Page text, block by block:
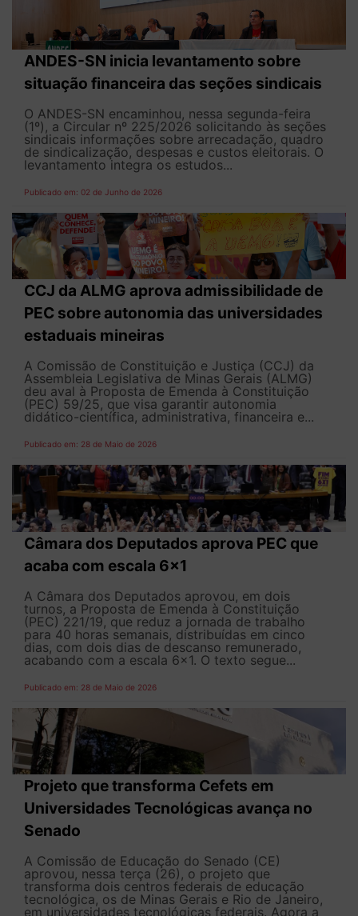
ANDES-SN inicia levantamento sobre
situação financeira das seções sindicais
O ANDES-SN encaminhou, nessa segunda-feira
(1º), a Circular nº 225/2026 solicitando às seções
sindicais informações sobre arrecadação, quadro
de sindicalização, despesas e custos eleitorais. O
levantamento integra os estudos...
Publicado em: 02 de Junho de 2026
CCJ da ALMG aprova admissibilidade de
PEC sobre autonomia das universidades
estaduais mineiras
A Comissão de Constituição e Justiça (CCJ) da
Assembleia Legislativa de Minas Gerais (ALMG)
deu aval à Proposta de Emenda à Constituição
(PEC) 59/25, que visa garantir autonomia
didático-científica, administrativa, financeira e...
Publicado em: 28 de Maio de 2026
Câmara dos Deputados aprova PEC que
acaba com escala 6x1
A Câmara dos Deputados aprovou, em dois
turnos, a Proposta de Emenda à Constituição
(PEC) 221/19, que reduz a jornada de trabalho
para 40 horas semanais, distribuídas em cinco
dias, com dois dias de descanso remunerado,
acabando com a escala 6x1. O texto segue...
Publicado em: 28 de Maio de 2026
Projeto que transforma Cefets em
Universidades Tecnológicas avança no
Senado
A Comissão de Educação do Senado (CE)
aprovou, nessa terça (26), o projeto que
transforma dois centros federais de educação
tecnológica, os de Minas Gerais e Rio de Janeiro,
em universidades tecnológicas federais. Agora a